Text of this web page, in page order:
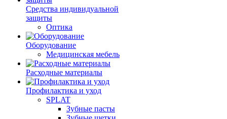
Средства индивидуальной
защиты
Оптика
Оборудование
Медицинская мебель
Расходные материалы
Профилактика и уход
SPLAT
Зубные пасты